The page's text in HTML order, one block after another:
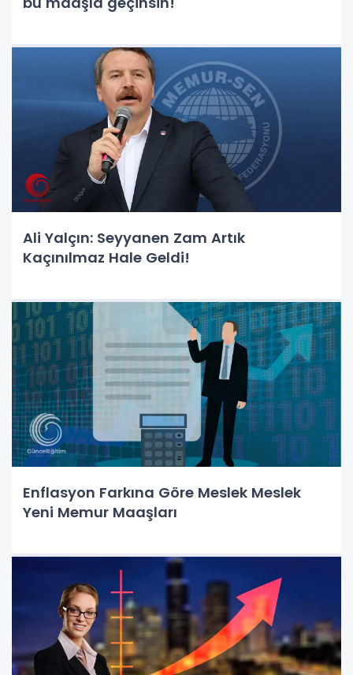
Ali Yalçın: Seyyanen Zam Artık
Kaçınılmaz Hale Geldi!
Enflasyon Farkına Göre Meslek Meslek
Yeni Memur Maaşları